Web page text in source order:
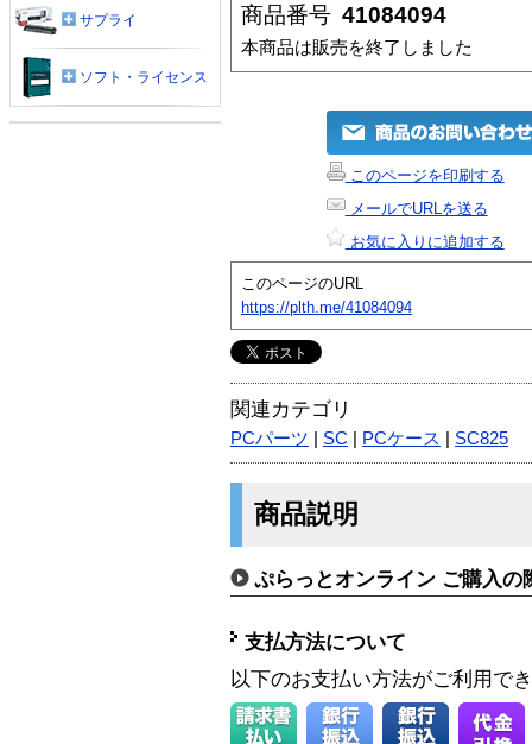
商品番号 41084094
本商品は販売を終了しました
このページを印刷する
メールでURLを送る
お気に入りに追加する
このページのURL
https://plth.me/41084094
関連カテゴリ
PCパーツ SC PCケース SC825
商品説明
ぷらっとオンライン ご購入の
支払方法について
以下のお支払い方法がご利用で
サプライ
ソフト・ライセンス